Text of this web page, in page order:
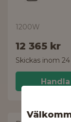
1200W
12 365 kr
Handla